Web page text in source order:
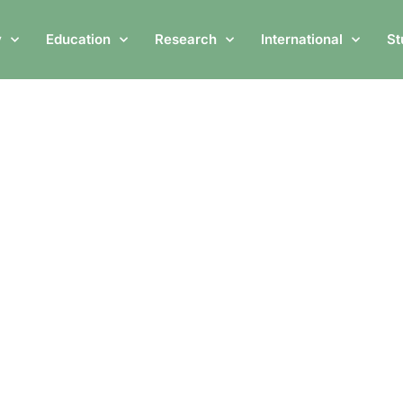
– 17 Iulie 2026 ADMITERE
Education Research International